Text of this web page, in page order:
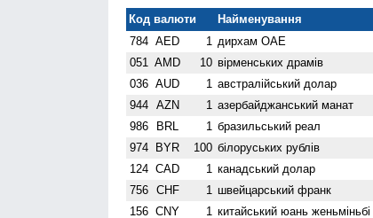
Код валюти Найменування
784 AED 1 дирхам ОАЕ
051 AMD 10 вiрменських драмів
036 AUD 1 австралійський долар
944 AZN 1 азербайджанський манат
986 BRL 1 бразильський реал
974 BYR 100 білоруських рублів
124 CAD 1 канадський долар
756 CHF 1 швейцарський франк
156 CNY 1 китайський юань женьмiньбi